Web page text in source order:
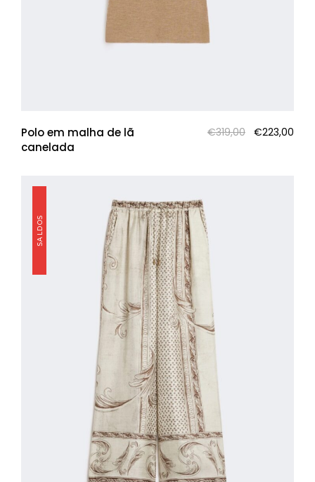
Polo em malha de lã
canelada
€319,00 O
€223,00
SALDOS